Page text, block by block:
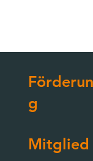
Förderun
g
Mitglied